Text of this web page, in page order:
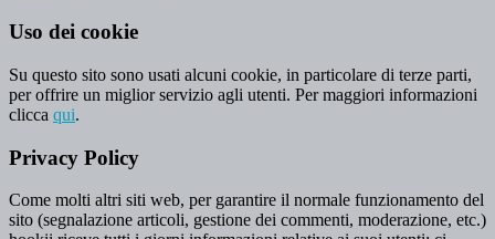
Uso dei cookie
Su questo sito sono usati alcuni cookie, in particolare di terze parti,
per offrire un miglior servizio agli utenti. Per maggiori informazioni
clicca qui.
Privacy Policy
Come molti altri siti web, per garantire il normale funzionamento del
sito (segnalazione articoli, gestione dei commenti, moderazione, etc.)